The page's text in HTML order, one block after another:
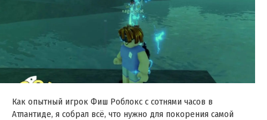
Как опытный игрок Фиш Роблокс с сотнями часов в
Атлантиде, я собрал всё, что нужно для покорения самой